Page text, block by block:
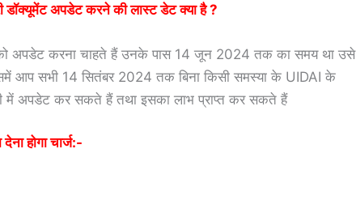
अपडेट करने की लास्ट डेट क्या है ?
अपडेट करना चाहते हैं उनके पास 14 जून 2024 तक का समय था उसे
आप सभी 14 सितंबर 2024 तक बिना किसी समस्या के UIDAI के
में अपडेट कर सकते हैं तथा इसका लाभ प्राप्त कर सकते हैं
होगा चार्ज:-